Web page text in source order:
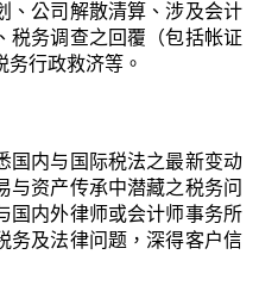
、公司解散清算、涉及会计
税务调查之回覆（包括帐证
务行政救济等。
国内与国际税法之最新变动
与资产传承中潜藏之税务问
国内外律师或会计师事务所
务及法律问题，深得客户信